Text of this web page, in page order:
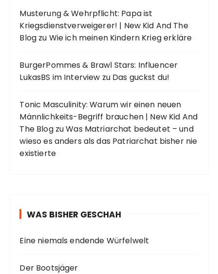
Musterung & Wehrpflicht: Papa ist
Kriegsdienstverweigerer! | New Kid And The
Blog zu Wie ich meinen Kindern Krieg erkläre
BurgerPommes & Brawl Stars: Influencer
LukasBS im Interview zu Das guckst du!
Tonic Masculinity: Warum wir einen neuen
Männlichkeits-Begriff brauchen | New Kid And
The BlogzuWas Matriarchat bedeutet – und
wieso es anders als das Patriarchat bisher nie
existierte
WAS BISHER GESCHAH
Eine niemals endende Würfelwelt
Der Bootsjäger